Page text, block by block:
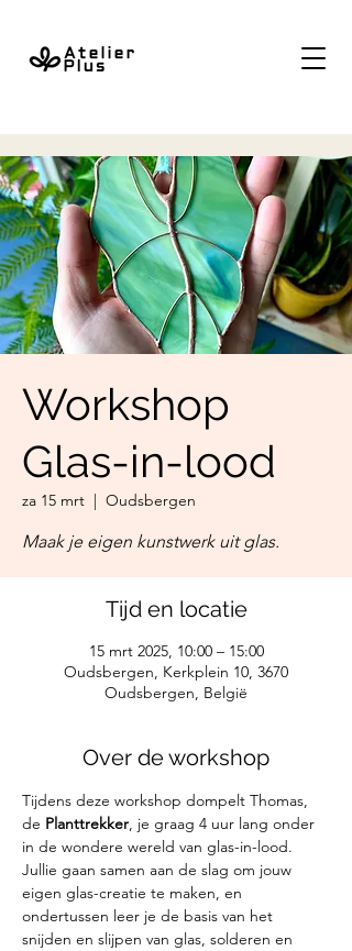
Workshop
Glas-in-lood
za 15 mrt
  |
Oudsbergen
Maak je eigen kunstwerk uit glas.
Tijd en locatie
15 mrt 2025, 10:00 – 15:00
Oudsbergen, Kerkplein 10, 3670
Oudsbergen, België
Over de workshop
Tijdens deze workshop dompelt Thomas,
de Planttrekker, je graag 4 uur lang onder
in de wondere wereld van glas-in-lood.
Jullie gaan samen aan de slag om jouw
eigen glas-creatie te maken, en
ondertussen leer je de basis van het
snijden en slijpen van glas, solderen en